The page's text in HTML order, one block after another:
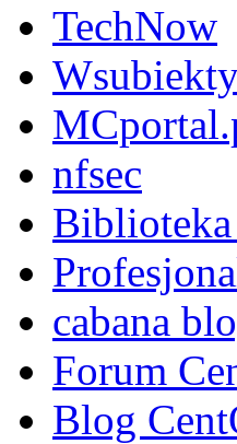
TechNow
nfsec
cabana
Forum
Blog